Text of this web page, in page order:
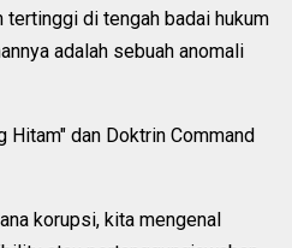
di tengah badai hukum
adalah sebuah anomali
Hitam" dan Doktrin Command
korupsi, kita mengenal